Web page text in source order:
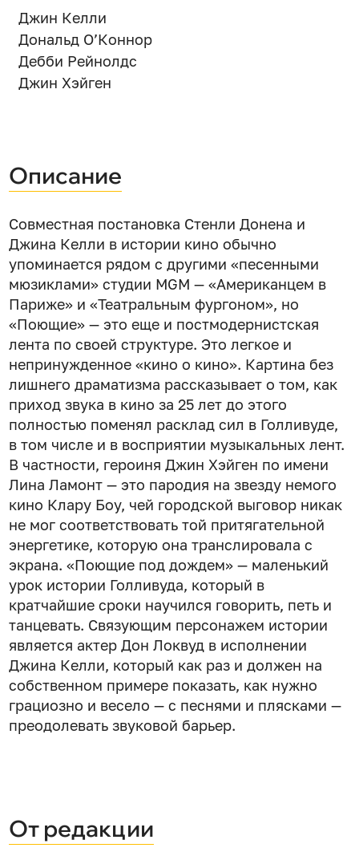
Джин Келли
Дональд О’Коннор
Дебби Рейнолдс
Джин Хэйген
Описание
Совместная постановка Стенли Донена и
Джина Келли в истории кино обычно
упоминается рядом с другими «песенными
мюзиклами» студии MGM — «Американцем в
Париже» и «Театральным фургоном», но
«Поющие» — это еще и постмодернистская
лента по своей структуре. Это легкое и
непринужденное «кино о кино». Картина без
лишнего драматизма рассказывает о том, как
приход звука в кино за 25 лет до этого
полностью поменял расклад сил в Голливуде,
в том числе и в восприятии музыкальных лент.
В частности, героиня Джин Хэйген по имени
Лина Ламонт — это пародия на звезду немого
кино Клару Боу, чей городской выговор никак
не мог соответствовать той притягательной
энергетике, которую она транслировала с
экрана. «Поющие под дождем» — маленький
урок истории Голливуда, который в
кратчайшие сроки научился говорить, петь и
танцевать. Связующим персонажем истории
является актер Дон Локвуд в исполнении
Джина Келли, который как раз и должен на
собственном примере показать, как нужно
грациозно и весело — с песнями и плясками —
преодолевать звуковой барьер.
От редакции